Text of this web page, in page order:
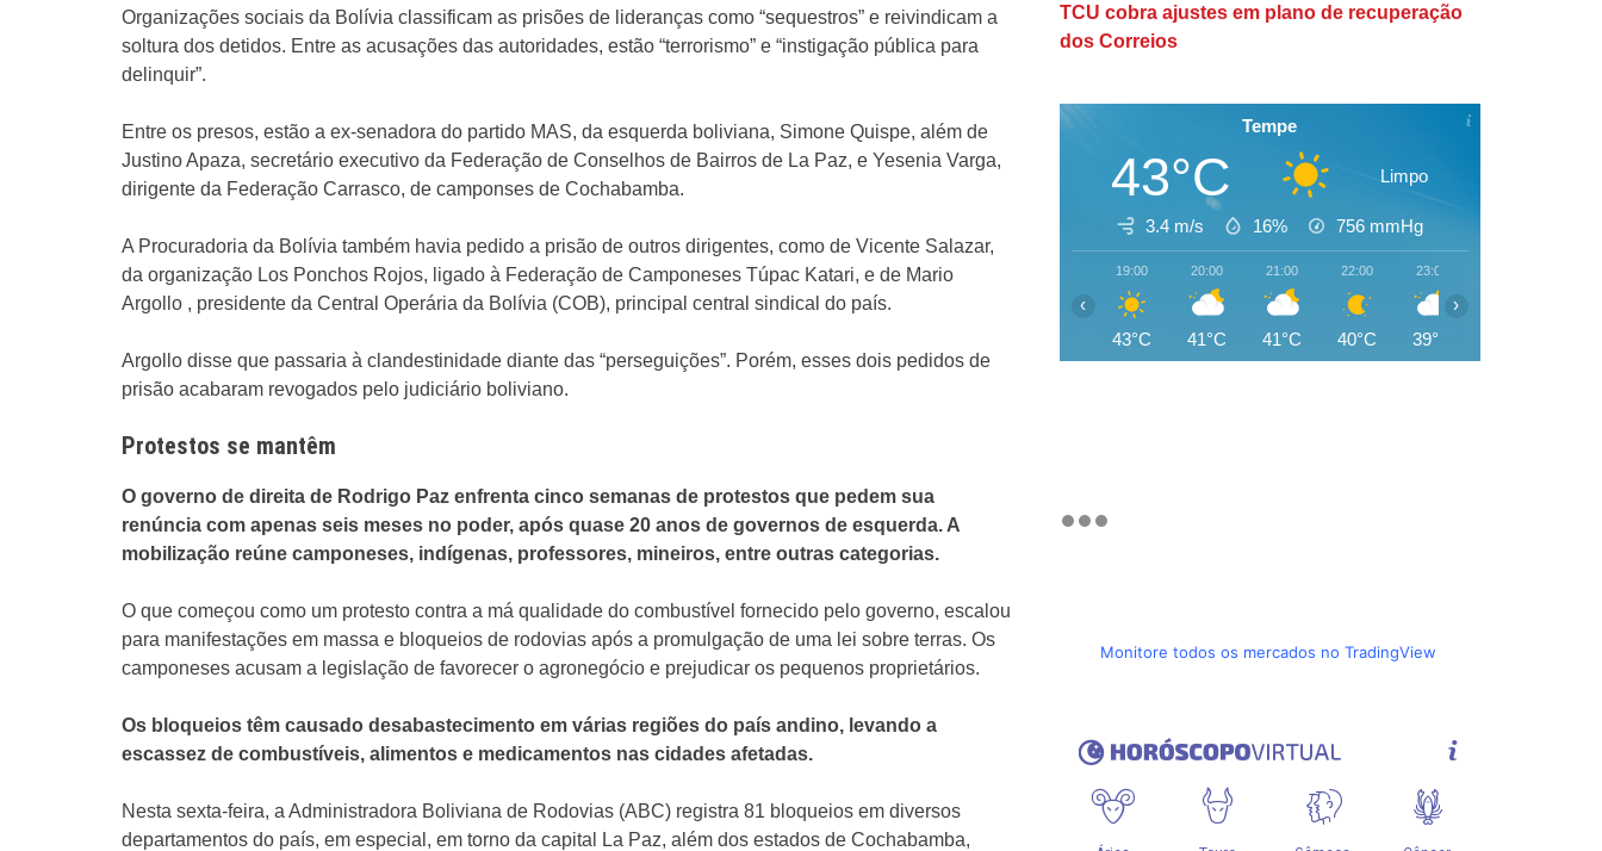
Organizações sociais da Bolívia classificam as prisões de lideranças como “sequestros” e reivindicam a
soltura dos detidos. Entre as acusações das autoridades, estão “terrorismo” e “instigação pública para
delinquir”.
Entre os presos, estão a ex-senadora do partido MAS, da esquerda boliviana, Simone Quispe, além de
Justino Apaza, secretário executivo da Federação de Conselhos de Bairros de La Paz, e Yesenia Varga,
dirigente da Federação Carrasco, de camponses de Cochabamba.
A Procuradoria da Bolívia também havia pedido a prisão de outros dirigentes, como de Vicente Salazar,
da organização Los Ponchos Rojos, ligado à Federação de Camponeses Túpac Katari, e de Mario
Argollo , presidente da Central Operária da Bolívia (COB), principal central sindical do país.
Argollo disse que passaria à clandestinidade diante das “perseguições”. Porém, esses dois pedidos de
prisão acabaram revogados pelo judiciário boliviano.
Protestos se mantêm
O governo de direita de Rodrigo Paz enfrenta cinco semanas de protestos que pedem sua
renúncia com apenas seis meses no poder, após quase 20 anos de governos de esquerda. A
mobilização reúne camponeses, indígenas, professores, mineiros, entre outras categorias.
O que começou como um protesto contra a má qualidade do combustível fornecido pelo governo, escalou
para manifestações em massa e bloqueios de rodovias após a promulgação de uma lei sobre terras. Os
camponeses acusam a legislação de favorecer o agronegócio e prejudicar os pequenos proprietários.
Os bloqueios têm causado desabastecimento em várias regiões do país andino, levando a
escassez de combustíveis, alimentos e medicamentos nas cidades afetadas.
Nesta sexta-feira, a Administradora Boliviana de Rodovias (ABC) registra 81 bloqueios em diversos
departamentos do país, em especial, em torno da capital La Paz, além dos estados de Cochabamba,
TCU cobra ajustes em plano de recuperação
dos Correios
Tempe
43°C Limpo
3.4 m/s 16% 756 mmHg
19:00
43°C
20:00
41°C
21:00
41°C
22:00
40°C
23:00
39°C
‹ ›
Monitore todos os mercados no TradingView